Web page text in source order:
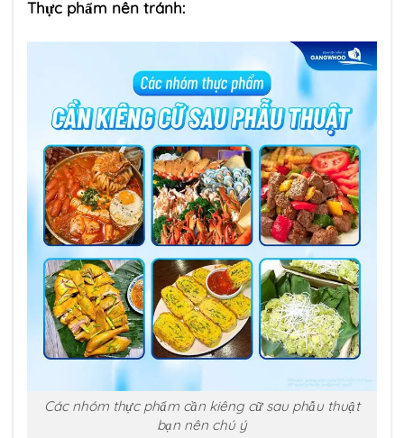
Thực phẩm nên tránh:
Các nhóm thực phẩm cần kiêng cữ sau phẫu thuật
bạn nên chú ý